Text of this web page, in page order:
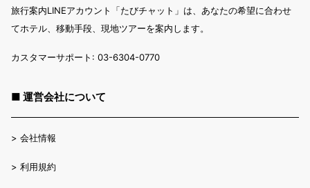
旅行案内LINEアカウント「たびチャット」は、あなたの希望に合わせ
てホテル、移動手段、現地ツアーを案内します。
カスタマーサポート: 03-6304-0770
■ 運営会社について
> 会社情報
> 利用規約